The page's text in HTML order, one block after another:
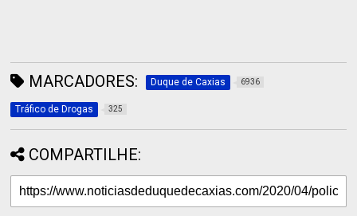
MARCADORES: Duque de Caxias 6936
Tráfico de Drogas 325
COMPARTILHE: